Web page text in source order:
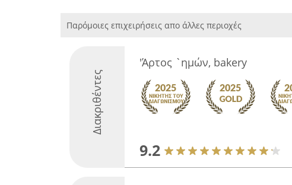
Παρόμοιες επιχειρήσεις απο άλλες περιοχές
Διακριθέντες
'Άρτος `ημών, bakery
9.2